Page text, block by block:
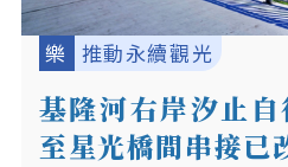
樂 推動永續觀光
基隆河右岸汐止
至星光橋間串接已